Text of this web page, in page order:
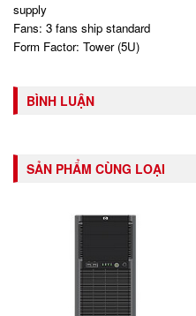
supply
Fans: 3 fans ship standard
Form Factor: Tower (5U)
BÌNH LUẬN
SẢN PHẨM CÙNG LOẠI